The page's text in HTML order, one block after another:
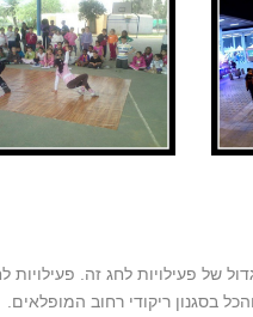
של פעילויות לחג זה. פעילויות
בסגנון ריקודי רחוב המופלאים.